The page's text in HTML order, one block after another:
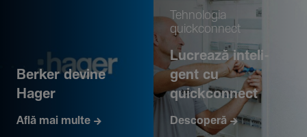
Berker devine
Hager
Află mai multe
Tehno­logia
quickconnect
Lucrează inte­li­
gent cu
quickconnect
Descoperă